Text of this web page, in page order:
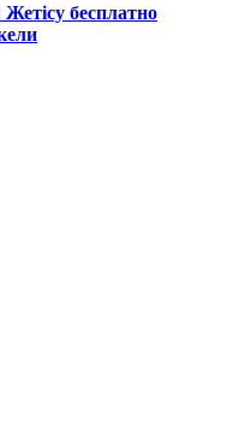
бесплатно